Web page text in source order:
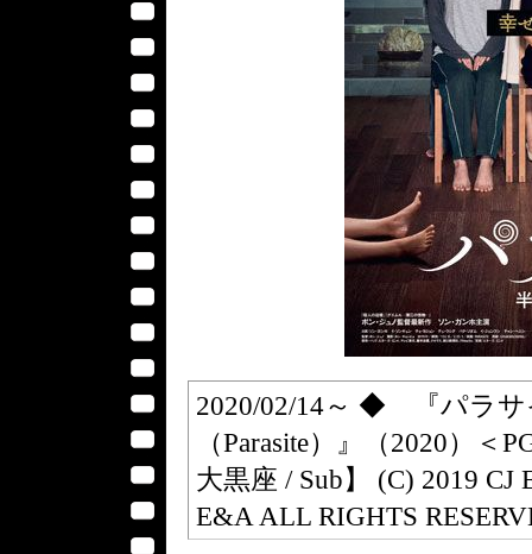
2020/02/14～ ◆ 『パラ
（Parasite）』（2020）
大黒座 / Sub】 (C) 2019 CJ
E&A ALL RIGHTS